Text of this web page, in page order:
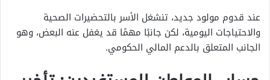
عند قدوم مولود جديد، تنشغل الأسر بالتحضيرات الصحية
والاحتياجات اليومية، لكن جانبًا مهمًا قد يغفل عنه البعض، وهو
الجانب المتعلق بالدعم المالي الحكومي.